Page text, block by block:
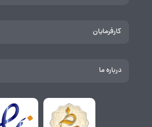
کارفرمایان
درباره ما